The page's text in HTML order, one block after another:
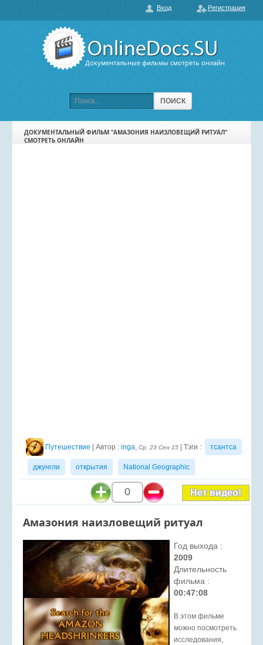
Документальные фильмы смотреть онлайн
ПОИСК
О нас
Вход Регистрация
ПОПУЛЯРНЫЕ
ПОДБОРКИ ФИЛЬМОВ
ДОКУМЕНТАЛЬНЫЙ ФИЛЬМ "АМАЗОНИЯ НАИЗЛОВЕЩИЙ РИТУАЛ"
СМОТРЕТЬ ОНЛАЙН
Путешествие | Автор : inga, Ср, 23 Сен 15 | Тэги : тсантса
джунгли открытия National Geographic
0 Нет видео!
Амазония наизловещий ритуал
Год выхода :
2009
Длительность
фильма :
00:47:08
В этом фильме
можно посмотреть
исследования,